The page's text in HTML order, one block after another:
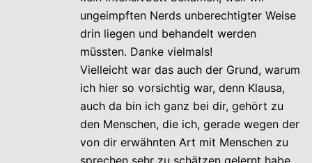
ungeimpften Nerds unberechtigter Weise
drin liegen und behandelt werden
müssten. Danke vielmals!
Vielleicht war das auch der Grund, warum
ich hier so vorsichtig war, denn Klausa,
auch da bin ich ganz bei dir, gehört zu
den Menschen, die ich, gerade wegen der
von dir erwähnten Art mit Menschen zu